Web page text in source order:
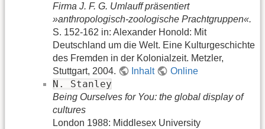
Firma J. F. G. Umlauff präsentiert
»anthropologisch-zoologische Prachtgruppen«.
S. 152-162 in: Alexander Honold: Mit
Deutschland um die Welt. Eine Kulturgeschichte
des Fremden in der Kolonialzeit. Metzler,
Stuttgart, 2004.
Inhalt Online
N. Stanley
Being Ourselves for You: the global display of
cultures
London 1988: Middlesex University